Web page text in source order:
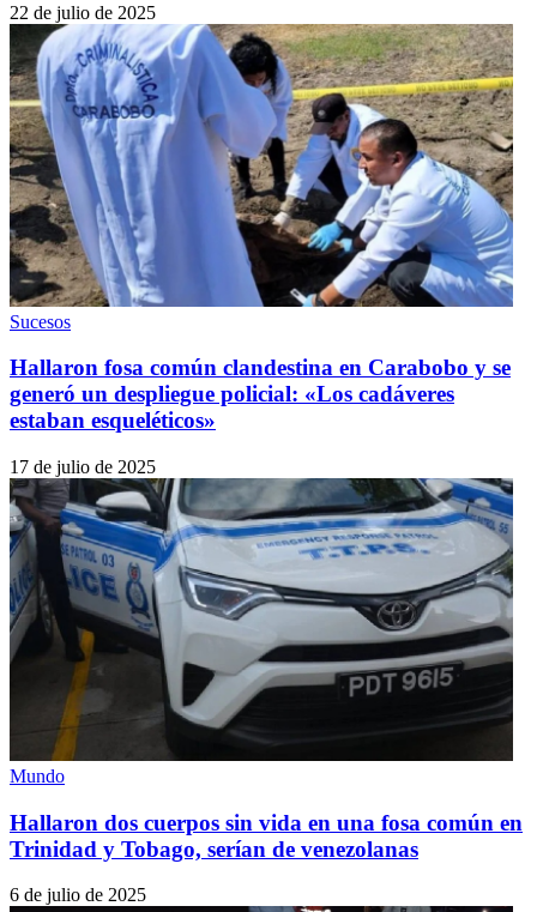
22 de julio de 2025
Sucesos
Hallaron fosa común clandestina en Carabobo y se
generó un despliegue policial: «Los cadáveres
estaban esqueléticos»
17 de julio de 2025
Mundo
Hallaron dos cuerpos sin vida en una fosa común en
Trinidad y Tobago, serían de venezolanas
6 de julio de 2025